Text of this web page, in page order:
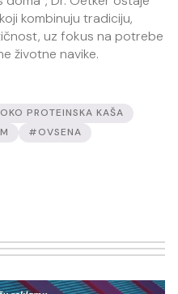
kombinuju tradiciju,
uz fokus na potrebe
životne navike.
PROTEINSKA KAŠA
#OVSENA